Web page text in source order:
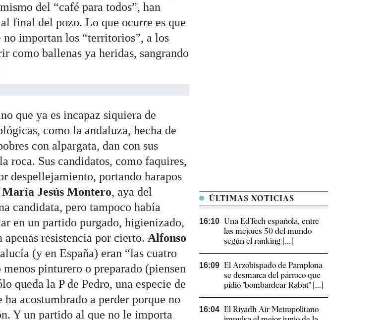
del “café para todos”, han
final del pozo. Lo que ocurre es que
no importan los “territorios”, a los
como ballenas ya heridas, sangrando
que ya es incapaz siquiera de
como la andaluza, hecha de
con alpargata, dan con sus
roca. Sus candidatos, como faquires,
portando harapos
María Jesús Montero, aya del
candidata, pero tampoco había
en un partido purgado, higienizado,
resistencia por cierto. Alfonso
(y en España) eran “las cuatro
pinturero o preparado (piensen
queda la P de Pedro, una especie de
ha acostumbrado a perder porque no
Y un partido al que no le importa
ÚLTIMAS NOTICIAS
16:10 Una EdTech española, entre
las mejores 50 del mundo
según el ranking [...]
16:09 El Arzobispado de Pamplona
se desmarca del párroco que
pidió "bombardear Rabat" [...]
16:04 El Riyadh Air Metropolitano